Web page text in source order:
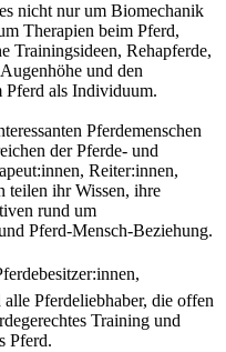
nicht nur um Biomechanik
Therapien beim Pferd,
Trainingsideen, Rehapferde,
und den
Pferd als Individuum.
Pferdemenschen
der Pferde- und
Reiter:innen,
teilen ihr Wissen, ihre
rund um
Pferd-Mensch-Beziehung.
Pferdeliebhaber, die offen
Training und
Pferd.